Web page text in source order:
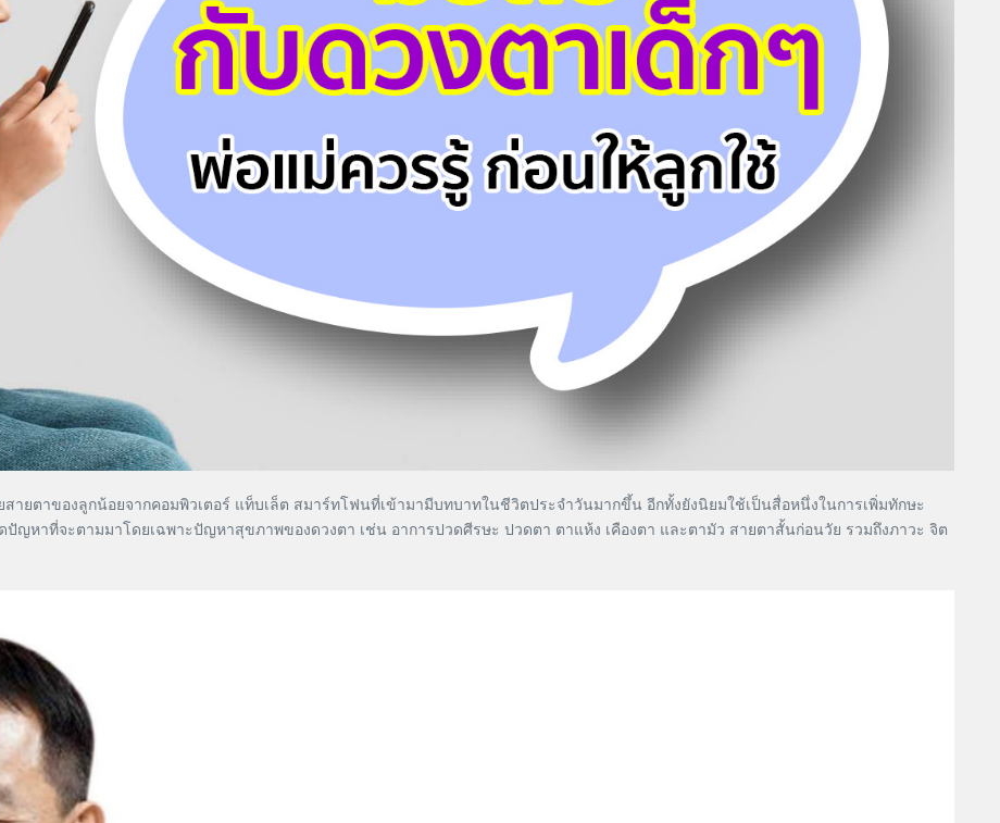
ายตาของลูกน้อยจากคอมพิวเตอร์ แท็บเล็ต สมาร์ทโฟนที่เข้ามามีบทบาทในชีวิตประจำวันมากขึ้น อีกทั้งยังนิยมใช้เป็นสื่อหนึ่งในการเพิ่มทักษะ
ปัญหาที่จะตามมาโดยเฉพาะปัญหาสุขภาพของดวงตา เช่น อาการปวดศีรษะ ปวดตา ตาแห้ง เคืองตา และตามัว สายตาสั้นก่อนวัย รวมถึงภาวะ จิต